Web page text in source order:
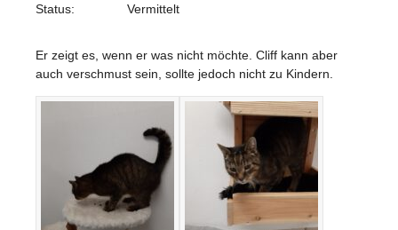
Status:
Vermittelt
Er zeigt es, wenn er was nicht möchte. Cliff kann aber
auch verschmust sein, sollte jedoch nicht zu Kindern.